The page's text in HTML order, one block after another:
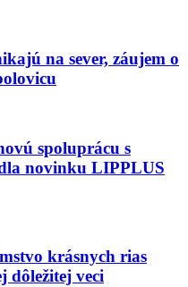
na sever, záujem o
spoluprácu s
novinku LIPPLUS
krásnych rias
dôležitej veci